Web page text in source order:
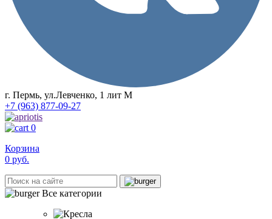
г. Пермь, ул.Левченко, 1 лит М
+7 (963) 877-09-27
0
Корзина
0 руб.
Все категории